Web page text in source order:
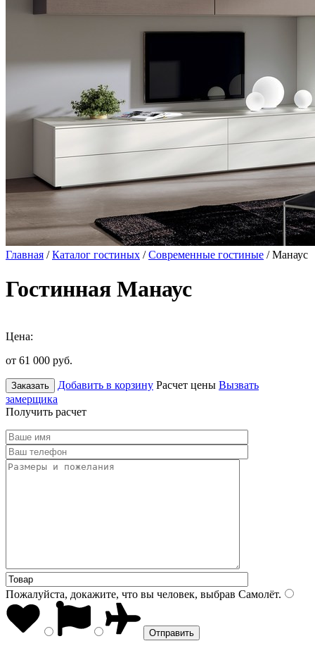
Главная /Каталог гостиных /Современные гостиные / Манаус
Гостинная Манаус
Цена:
от 61 000 руб.
Заказать Добавить в корзину Расчет цены Вызвать
замерщика
Получить расчет
Пожалуйста, докажите, что вы человек, выбрав Самолёт.